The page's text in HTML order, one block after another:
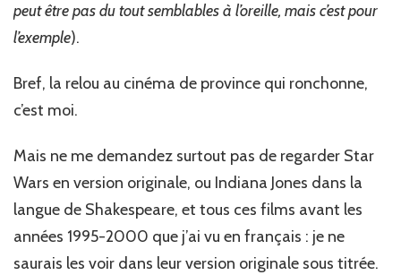
peut être pas du tout semblables à l’oreille, mais c’est pour
l’exemple).
Bref, la relou au cinéma de province qui ronchonne,
c’est moi.
Mais ne me demandez surtout pas de regarder Star
Wars en version originale, ou Indiana Jones dans la
langue de Shakespeare, et tous ces films avant les
années 1995-2000 que j’ai vu en français : je ne
saurais les voir dans leur version originale sous titrée.